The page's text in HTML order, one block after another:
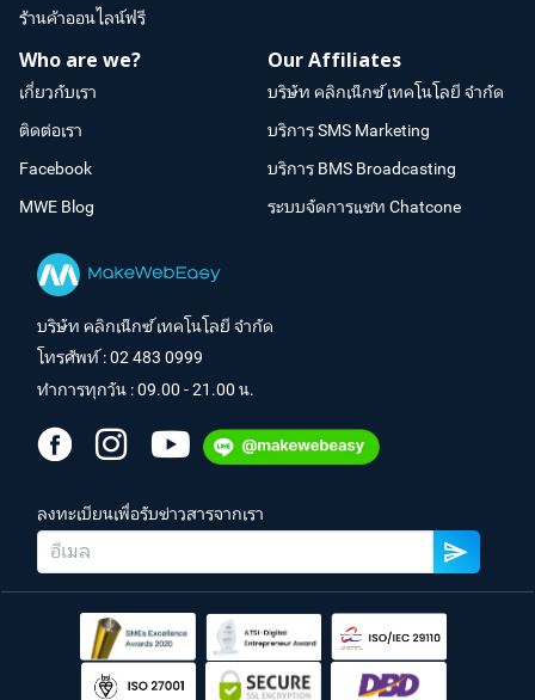
ร้านค้าออนไลน์ฟรี
Who are we?
เกี่ยวกับเรา
ติดต่อเรา
Facebook
MWE Blog
Our Affiliates
บริษัท คลิกเน็กซ์ เทคโนโลยี จำกัด
บริการ SMS Marketing
บริการ BMS Broadcasting
ระบบจัดการแชท Chatcone
บริษัท คลิกเน็กซ์ เทคโนโลยี จำกัด
โทรศัพท์ :02 483 0999
ทำการทุกวัน : 09.00 - 21.00 น.
ลงทะเบียนเพื่อรับข่าวสารจากเรา